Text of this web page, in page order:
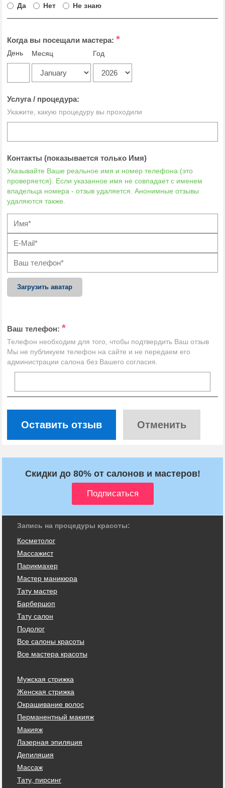
Да Нет Не знаю
Когда вы посещали мастера: *
День Месяц Год
Услуга / процедура:
Укажите, какую процедуру вы проходили
Контакты (показывается только Имя)
Указывайте Ваше реальное имя и номер телефона (это
проверяется). Если указанное имя не совпадает с именем
владельца номера - отзыв удаляется. Анонимные отзывы
удаляются также.
Загрузить аватар
Ваш телефон: *
Телефон необходим для того, чтобы подтвердить Ваш отзыв
Мы не публикуем телефон на сайте и не передаем его
администрации салона без Вашего согласия.
Оставить отзыв Отменить
Скидки до 80% от салонов и мастеров!
Запись на процедуры красоты:
Косметолог
Массажист
Парикмахер
Мастер маникюра
Тату мастер
Барбершоп
Тату салон
Подолог
Все салоны красоты
Все мастера красоты
Мужская стрижка
Женская стрижка
Окрашивание волос
Перманентный макияж
Макияж
Лазерная эпиляция
Депиляция
Массаж
Тату, пирсинг